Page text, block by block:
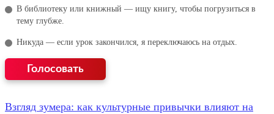
В библиотеку или книжный — ищу книгу, чтобы погрузиться в
тему глубже.
Никуда — если урок закончился, я переключаюсь на отдых.
Взгляд зумера: как культурные привычки влияют на